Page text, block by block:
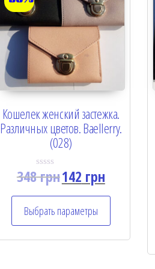
Кошелек женский застежка.
Различных цветов. Baellerry.
(028)
R
a
d
0
o
u
348грн142 грн
Выбрать параметры